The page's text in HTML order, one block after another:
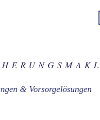
& Vorsorgelösungen